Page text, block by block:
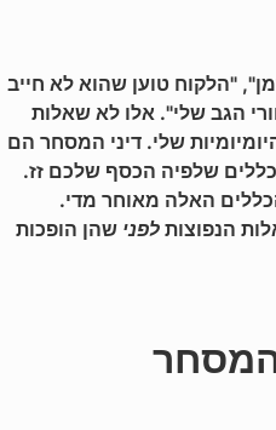
"הלקוח טוען שהוא לא חייב
הגב שלי". אלו לא שאלות
שלי. דיני המסחר הם
שלפיה הכסף שלכם זז.
האלה מאוחר מדי.
הנפוצות לפני שהן הופכות
המסחר